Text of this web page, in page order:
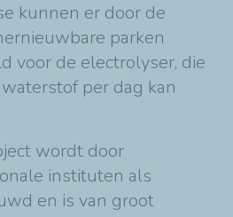
kunnen er door de
parken
voor de electrolyser, die
per dag kan
wordt door
instituten als
en is van groot